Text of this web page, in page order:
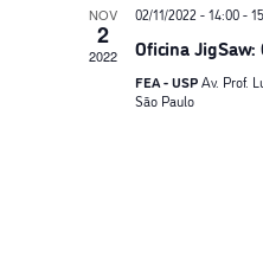
NOV
2
2022
02/11/2022 - 14:00-
Oficina JigSaw:
FEA - USPAv. Prof.
São Paulo